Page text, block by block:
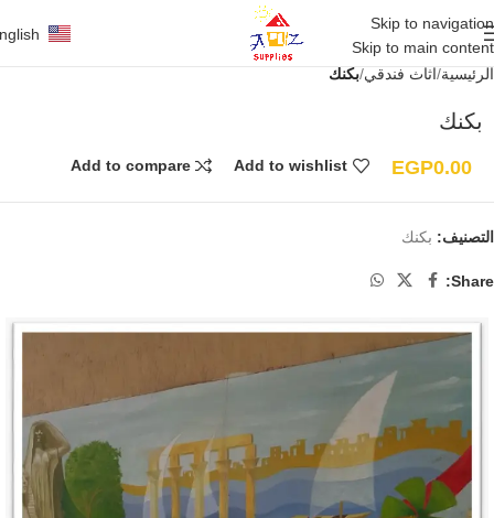
Skip to navigation
Skip to main content
الرئيسية أثاث فندقي بكنك
بكنك
EGP0.00
Add to wishlist
Add to compare
التصنيف: بكنك
Share: